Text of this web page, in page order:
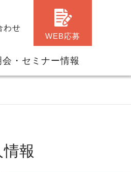
わせ
WEB応募
会・セミナー情報
報